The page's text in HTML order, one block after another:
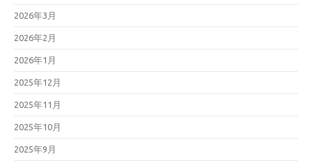
2026年3月
2026年2月
2026年1月
2025年12月
2025年11月
2025年10月
2025年9月